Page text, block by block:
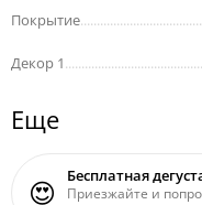
Покрытие
Декор 1
Еще
😍 Бесплатная
Приезжайте и